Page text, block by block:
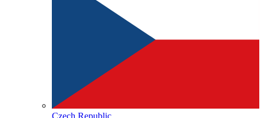
Czech Republic